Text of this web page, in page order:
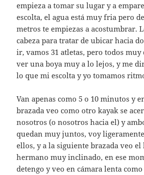
empieza a tomar su lugar y a
escolta, el agua está muy fria pero
metros te empiezas a acostumbrar.
cabeza para tratar de ubicar hacia
ir, vamos 31 atletas, pero todos muy
ver una boya muy a lo lejos, y me
lo que mi escolta y yo tomamos
Van apenas como 5 o 10 minutos y
brazada veo como otro kayak se
nosotros (o nosotros hacia el) y
quedan muy juntos, voy
ellos, y a la siguiente brazada veo el
hermano muy inclinado, en ese
detengo y veo en cámara lenta